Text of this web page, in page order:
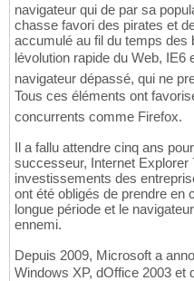
navigateur qui de par sa
chasse favori des pirates et
accumulé au fil du temps des
lévolution rapide du Web,
navigateur dépassé, qui ne
Tous ces éléments ont
concurrents comme Firefox.
Il a fallu attendre cinq ans
successeur, Internet Explorer
investissements des
ont été obligés de prendre en
longue période et le
ennemi.
Depuis 2009, Microsoft a
Windows XP, dOffice 2003 et